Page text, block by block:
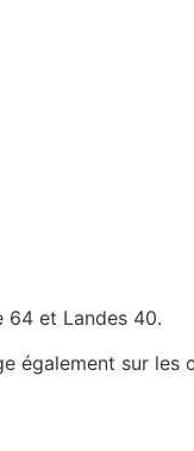
64 et Landes 40.
également sur les